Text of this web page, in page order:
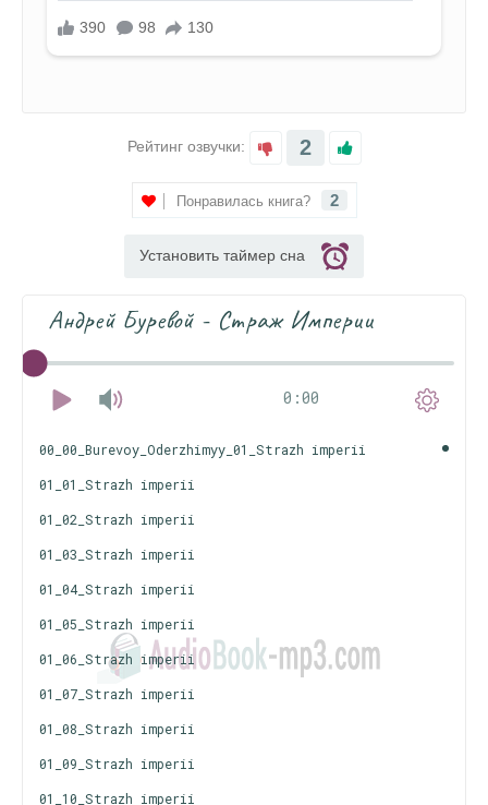
Рейтинг озвучки: 2
Понравилась книга? 2
Установить таймер сна
Андрей Буревой - Страж Империи
0:00
00_00_Burevoy_Oderzhimyy_01_Strazh imperii
01_01_Strazh imperii
01_02_Strazh imperii
01_03_Strazh imperii
01_04_Strazh imperii
01_05_Strazh imperii
01_06_Strazh imperii
01_07_Strazh imperii
01_08_Strazh imperii
01_09_Strazh imperii
01_10_Strazh imperii